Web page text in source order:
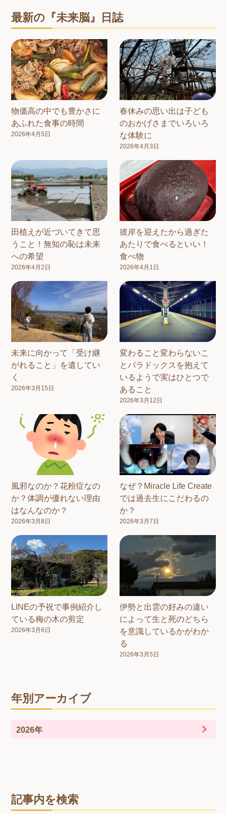
記事内を検索
最新の『未来脳』日誌
物価高の中でも豊かさに
あふれた食事の時間
2026年4月5日
春休みの思い出は子ども
のおかげさまでいろいろ
な体験に
2026年4月3日
田植えが近づいてきて思
うこと！無知の恥は未来
への希望
2026年4月2日
彼岸を迎えたから過ぎた
あたりで食べるといい！
食べ物
2026年4月1日
未来に向かって「受け継
がれること」を遺してい
く
2026年3月15日
変わること変わらないこ
とパラドックスを抱えて
いるようで実はひとつで
あること
2026年3月12日
風邪なのか？花粉症なの
か？体調が優れない理由
はなんなのか？
2026年3月8日
なぜ？Miracle Life Create
では過去生にこだわるの
か？
2026年3月7日
LINEの予祝で事例紹介し
ている梅の木の剪定
2026年3月6日
伊勢と出雲の好みの違い
によって生と死のどちら
を意識しているかがわか
る
2026年3月5日
年別アーカイブ
2026年